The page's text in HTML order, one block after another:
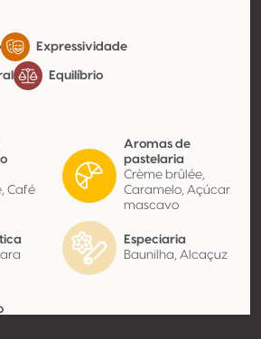
Expressividade
Equilíbrio
Café
Aromas de
pastelaria
Crème brûlée,
Caramelo, Açúcar
mascavo
Especiaria
Baunilha, Alcaçuz